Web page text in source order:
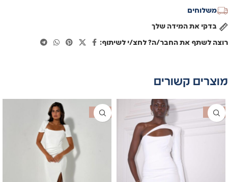
משלוחים
בדקי את המידה שלך
רוצה לשתף את החבר/ה? לחצ/י לשיתוף:
מוצרים קשורים
SALE
SALE